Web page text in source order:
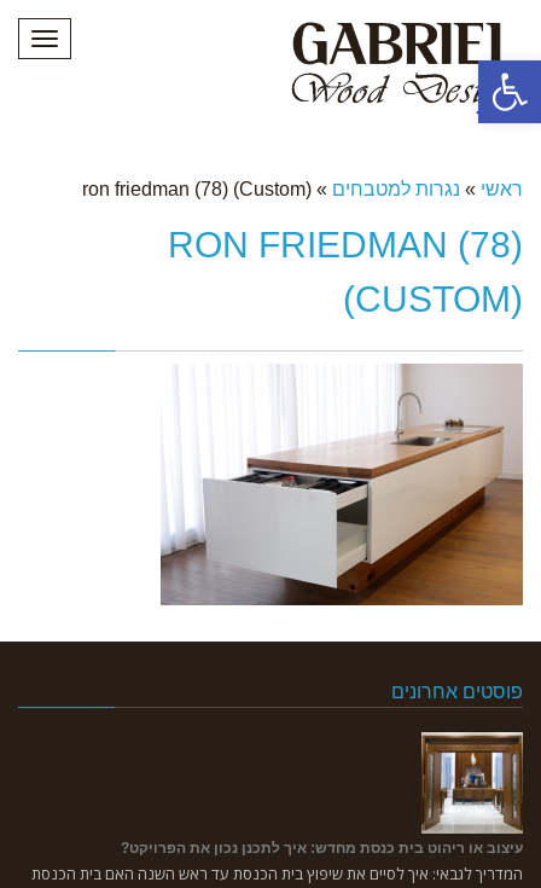
פתח סרגל נגישות
ראשי » נגרות למטבחים »
ron friedman (78) (Custom)
RON FRIEDMAN (78)
(CUSTOM)
פוסטים אחרונים
עיצוב או ריהוט בית כנסת מחדש: איך לתכנן נכון את הפרויקט?
המדריך לגבאי: איך לסיים את שיפוץ בית הכנסת עד ראש השנה האם בית הכנסת